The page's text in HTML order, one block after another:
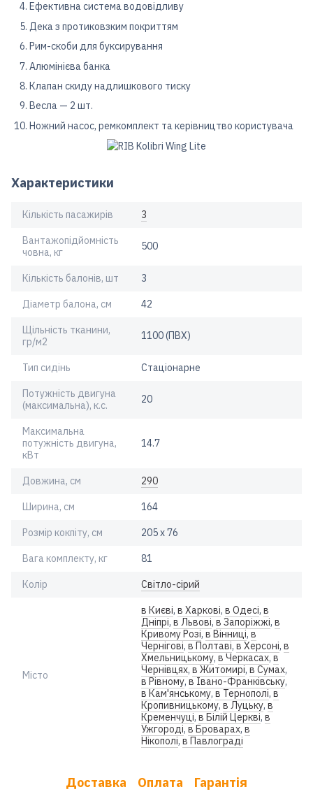
Ефективна система водовідливу
Дека з протиковзким покриттям
Рим-скоби для буксирування
Алюмінієва банка
Клапан скиду надлишкового тиску
Весла — 2 шт.
Ножний насос, ремкомплект та керівництво користувача
Характеристики
Кількість пасажирів 3
Вантажопідйомність
човна, кг
500
Кількість балонів, шт 3
Діаметр балона, см 42
Щільність тканини,
гр/м2
1100 (ПВХ)
Тип сидінь Стаціонарне
Потужність двигуна
(максимальна), к.с.
20
Максимальна
потужність двигуна,
кВт
14.7
Довжина, см 290
Ширина, см 164
Розмір кокпіту, см 205 х 76
Вага комплекту, кг 81
Колір Світло-сірий
Місто
в Києві, в Харкові, в Одесі, в
Дніпрі, в Львові, в Запоріжжі, в
Кривому Розі, в Вінниці, в
Чернігові, в Полтаві, в Херсоні, в
Хмельницькому, в Черкасах, в
Чернівцях, в Житомирі, в Сумах,
в Рівному, в Івано-Франківську,
в Кам'янському, в Тернополі, в
Кропивницькому, в Луцьку, в
Кременчуці, в Білій Церкві, в
Ужгороді, в Броварах, в
Нікополі, в Павлограді
Доставка Оплата Гарантія